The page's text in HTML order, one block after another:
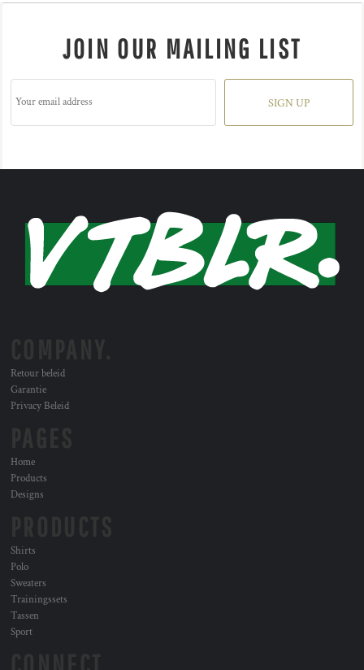
JOIN OUR MAILING LIST
SIGN UP
Retour beleid
Garantie
Privacy Beleid
Home
Products
Designs
Shirts
Polo
Sweaters
Trainingssets
Tassen
Sport